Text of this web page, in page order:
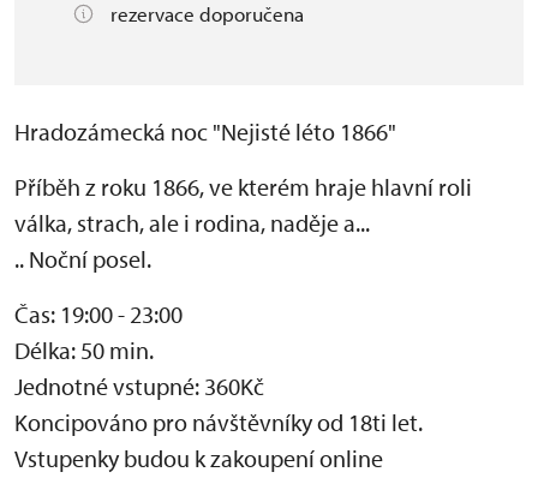
rezervace doporučena
Hradozámecká noc "Nejisté léto 1866"
Příběh z roku 1866, ve kterém hraje hlavní roli
válka, strach, ale i rodina, naděje a...
.. Noční posel.
Čas: 19:00 - 23:00
Délka: 50 min.
Jednotné vstupné: 360Kč
Koncipováno pro návštěvníky od 18ti let.
Vstupenky budou k zakoupení online